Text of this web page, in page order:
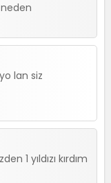
lan siz
1 yıldızı kırdım